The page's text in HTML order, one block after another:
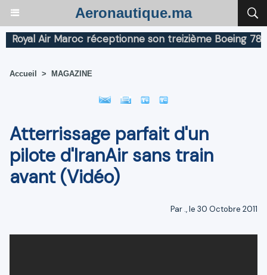
Aeronautique.ma
Air Maroc réceptionne son treizième Boeing 787
Accueil > MAGAZINE
Atterrissage parfait d'un
pilote d'IranAir sans train
avant (Vidéo)
Par ., le 30 Octobre 2011